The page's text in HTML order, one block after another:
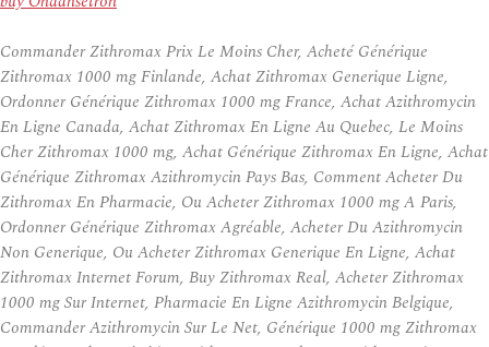
Commander Zithromax Prix Le Moins Cher, Acheté Générique
Zithromax 1000 mg Finlande, Achat Zithromax Generique Ligne,
Ordonner Générique Zithromax 1000 mg France, Achat Azithromycin
En Ligne Canada, Achat Zithromax En Ligne Au Quebec, Le Moins
Cher Zithromax 1000 mg, Achat Générique Zithromax En Ligne, Achat
Générique Zithromax Azithromycin Pays Bas, Comment Acheter Du
Zithromax En Pharmacie, Ou Acheter Zithromax 1000 mg A Paris,
Ordonner Générique Zithromax Agréable, Acheter Du Azithromycin
Non Generique, Ou Acheter Zithromax Generique En Ligne, Achat
Zithromax Internet Forum, Buy Zithromax Real, Acheter Zithromax
1000 mg Sur Internet, Pharmacie En Ligne Azithromycin Belgique,
Commander Azithromycin Sur Le Net, Générique 1000 mg Zithromax